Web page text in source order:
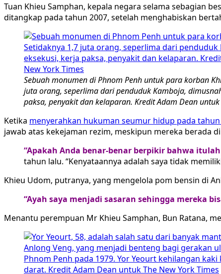
Tuan Khieu Samphan, kepala negara selama sebagian
ditangkap pada tahun 2007, setelah menghabiskan
Sebuah monumen di Phnom Penh untuk para korban
juta orang, seperlima dari penduduk Kamboja,
paksa, penyakit dan kelaparan. Kredit Adam Dean untuk
Ketika menyerahkan hukuman seumur hidup pada tahun
jawab atas kekejaman rezim, meskipun mereka berada
“Apakah Anda benar-benar berpikir bahwa
tahun lalu. “Kenyataannya adalah saya tidak
Khieu Udom, putranya, yang mengelola pom bensin di
“Ayah saya menjadi sasaran sehingga mereka
Menantu perempuan Mr Khieu Samphan, Bun Ratana,